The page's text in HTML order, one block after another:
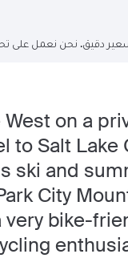
دقيق. نحن نعمل على
on a
to Salt Lake
ski and
City
very bike-